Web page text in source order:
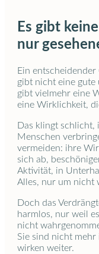
Es gibt
nur
Ein entscheidender
gibt nicht eine gute
gibt vielmehr eine
eine Wirklichkeit,
Das klingt schlicht,
Menschen
vermeiden: ihre
sich ab,
Aktivität, in
Alles, nur um nicht
Doch das
harmlos, nur weil
nicht
Sie sind nicht mehr
wirken weiter.